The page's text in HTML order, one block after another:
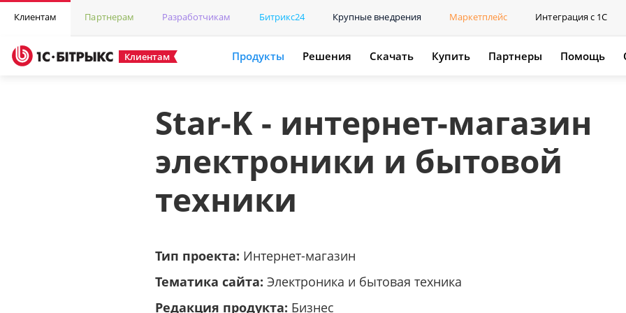
Клиентам Партнерам Разработчикам Битрикс24 Крупные внедрения Маркетплейс Интеграция с 1С
Клиентам Продукты Решения Скачать Купить Партнеры Помощь
Star-K - интернет-магазин
электроники и бытовой
техники
Тип проекта: Интернет-магазин
Тематика сайта: Электроника и бытовая техника
Редакция продукта: Бизнес